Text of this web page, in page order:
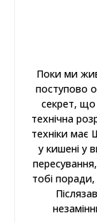
Поки ми
поступово
секрет,
технічна
техніки має
у кишені у
тобі